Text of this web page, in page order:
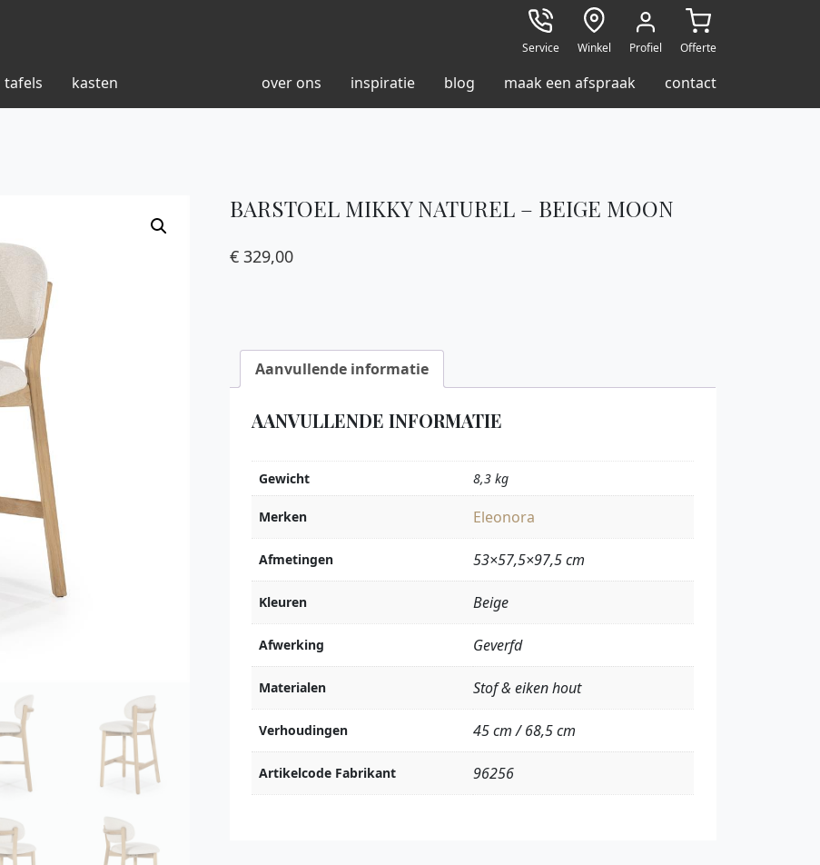
Service Winkel Profiel Offerte
tafels kasten over ons inspiratie blog maak een afspraak contact
BARSTOEL MIKKY NATUREL – BEIGE MOON
€ 329,00
Aanvullende informatie
AANVULLENDE INFORMATIE
Gewicht 8,3 kg
Merken Eleonora
Afmetingen 53×57,5×97,5 cm
Kleuren Beige
Afwerking Geverfd
Materialen Stof & eiken hout
Verhoudingen 45 cm / 68,5 cm
Artikelcode Fabrikant 96256